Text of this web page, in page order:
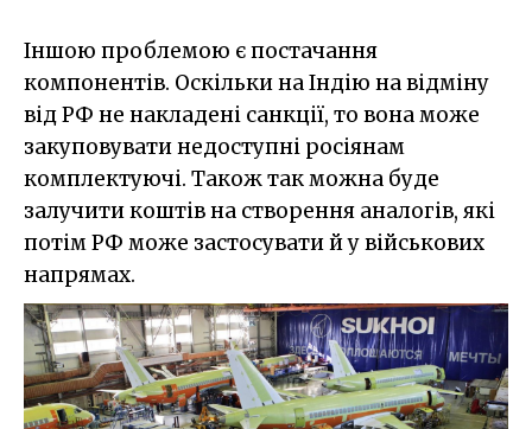
Іншою проблемою є постачання
компонентів. Оскільки на Індію на відміну
від РФ не накладені санкції, то вона може
закуповувати недоступні росіянам
комплектуючі. Також так можна буде
залучити коштів на створення аналогів, які
потім РФ може застосувати й у військових
напрямах.